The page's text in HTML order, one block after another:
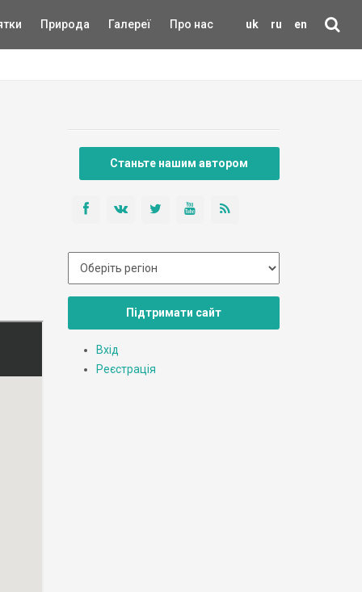
uk ru en
Природа Галереї Про нас
Станьте нашим автором
Підтримати сайт
Вхід
Реєстрація